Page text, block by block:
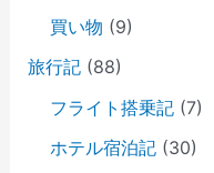
買い物 (9)
旅行記(88)
フライト搭乗記(7)
ホテル宿泊記(30)